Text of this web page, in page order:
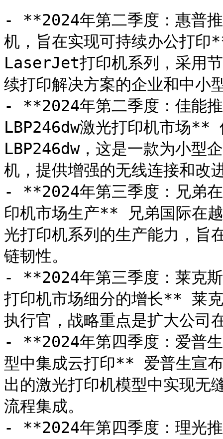
- **2024年第二季度：惠普
机，旨在实现可持续办公打
LaserJet打印机系列，采用
续打印解决方案的企业和中小
- **2024年第二季度：佳能推
LBP246dw激光打印机市场**
LBP246dw，这是一款为小型
机，提供增强的无线连接和改
- **2024年第三季度：兄弟在
印机市场生产** 兄弟国际在
光打印机系列的生产能力，旨
链韧性。
- **2024年第三季度：莱克斯
打印机市场细分的增长** 莱
执行官，战略重点是扩大公司
- **2024年第四季度：爱普生
型中集成云打印** 爱普生宣
出的激光打印机模型中实现无
流程集成。
- **2024年第四季度：理光推